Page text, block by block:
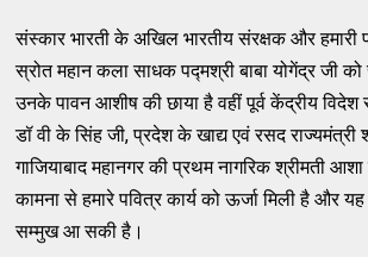
संस्कार भारती के अखिल भारतीय संरक्षक और हमारी
स्रोत महान कला साधक पद्मश्री बाबा योगेंद्र जी
उनके पावन आशीष की छाया है वहीं पूर्व केंद्रीय विदेश
डॉ वी के सिंह जी, प्रदेश के खाद्य एवं रसद राज्यमंत्री
गाजियाबाद महानगर की प्रथम नागरिक श्रीमती
कामना से हमारे पवित्र कार्य को ऊर्जा मिली है और
सम्मुख आ सकी है।